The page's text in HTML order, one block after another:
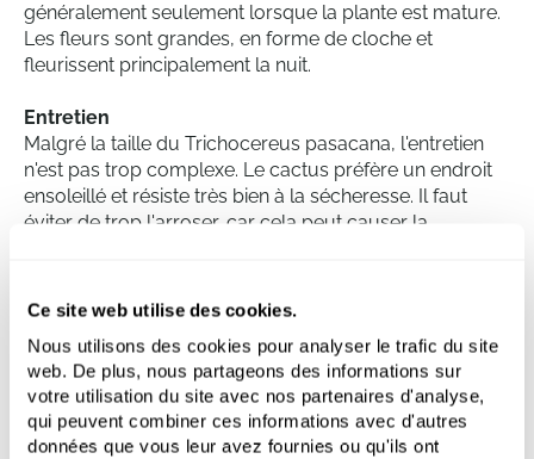
Ce site web utilise des cookies.
Nous utilisons des cookies pour analyser le trafic du site
web. De plus, nous partageons des informations sur
votre utilisation du site avec nos partenaires d'analyse,
qui peuvent combiner ces informations avec d'autres
données que vous leur avez fournies ou qu'ils ont
généralement seulement lorsque la plante est mature.
Les fleurs sont grandes, en forme de cloche et
fleurissent principalement la nuit.
Entretien
Malgré la taille du Trichocereus pasacana, l'entretien
n'est pas trop complexe. Le cactus préfère un endroit
ensoleillé et résiste très bien à la sécheresse. Il faut
éviter de trop l'arroser, car cela peut causer la
froid. En hiver, il est conseillé de rentrer le cactus à
Trichocereus pasacana
1pp